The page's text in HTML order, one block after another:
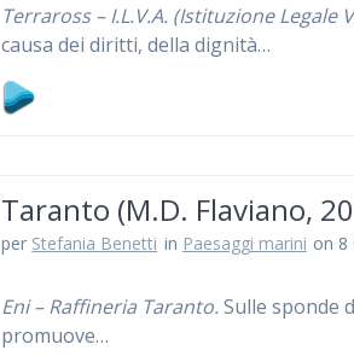
Terraross – I.L.V.A. (Istituzione Legale
causa dei diritti, della dignità…
Taranto (M.D. Flaviano,
per Stefania Benetti in Paesaggi marini on 8
Eni – Raffineria Taranto. Sulle sponde
promuove…